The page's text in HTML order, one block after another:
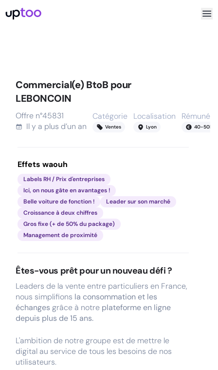
Commercial(e) BtoB pour
LEBONCOIN
Offre n°45831
Il y a plus d’un an
Catégorie
Ventes
Localisation
Lyon 40-50k
Effets waouh
Labels RH / Prix d'entreprises
Ici, on nous gâte en avantages !
Belle voiture de fonction !
Leader sur son marché
Croissance à deux chiffres
Gros fixe (+ de 50% du package)
Management de proximité
Êtes-vous prêt pour un nouveau défi ?
Leaders de la vente entre particuliers en France,
nous simplifions la consommation et les
échanges grâce à notre plateforme en ligne
depuis plus de 15 ans.
L'ambition de notre groupe est de mettre le
digital au service de tous les besoins de nos
utilisateurs.